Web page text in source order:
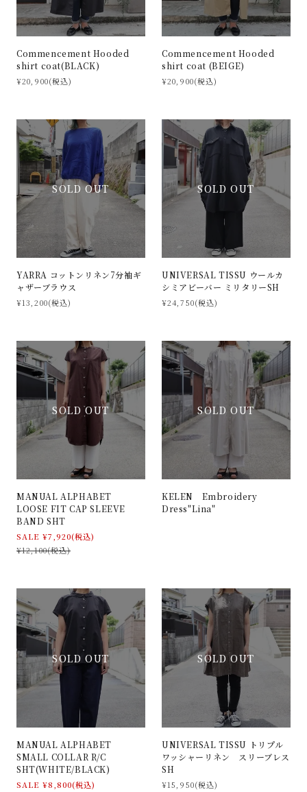
Commencement Hooded
shirt coat(BLACK)
¥20,900(税込)
Commencement Hooded
shirt coat (BEIGE)
¥20,900(税込)
SOLD OUT
YARRA コットンリネン7分袖ギ
ャザーブラウス
¥13,200(税込)
SOLD OUT
UNIVERSAL TISSU ウールカ
シミアビーバー ミリタリーSH
¥24,750(税込)
SOLD OUT
MANUAL ALPHABET
LOOSE FIT CAP SLEEVE
BAND SHT
SALE ¥7,920(税込)
¥12,100(税込)
SOLD OUT
KELEN Embroidery
Dress"Lina"
SOLD OUT
MANUAL ALPHABET
SMALL COLLAR R/C
SHT(WHITE/BLACK)
SALE ¥8,800(税込)
SOLD OUT
UNIVERSAL TISSU トリプル
ワッシャーリネン スリーブレス
SH
¥15,950(税込)